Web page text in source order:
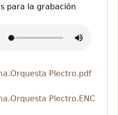
para la grabación
Plectro.pdf
Plectro.ENC